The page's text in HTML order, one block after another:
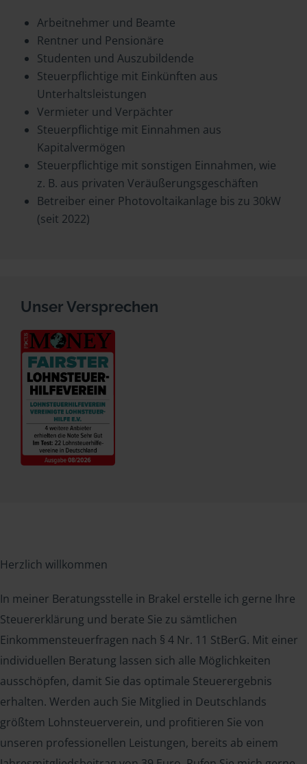
Arbeitnehmer und Beamte
Rentner und Pensionäre
Studenten und Auszubildende
Steuerpflichtige mit Einkünften aus
Unterhaltsleistungen
Vermieter und Verpächter
Steuerpflichtige mit Einnahmen aus
Kapitalvermögen
Steuerpflichtige mit sonstigen Einnahmen, wie
z. B. aus privaten Veräußerungsgeschäften
Betreiber einer Photovoltaikanlage bis zu 30kW
(seit 2022)
Unser Versprechen
Herzlich willkommen
In meiner Beratungsstelle in Brakel erstelle ich gerne Ihre
Steuererklärung und berate Sie zu sämtlichen
Einkommensteuerfragen nach § 4 Nr. 11 StBerG. Mit einer
individuellen Beratung lassen sich alle Möglichkeiten
ausschöpfen, damit Sie das optimale Steuerergebnis
erhalten. Werden auch Sie Mitglied in Deutschlands
größtem Lohnsteuerverein, und profitieren Sie von
unseren professionellen Leistungen, bereits ab einem